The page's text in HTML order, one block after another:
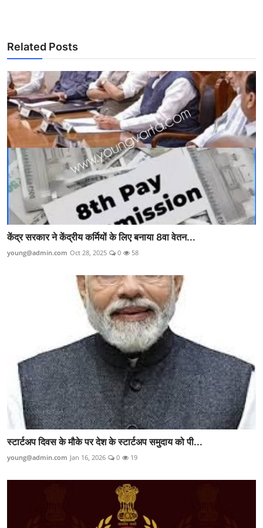
Related Posts
केंद्र सरकार ने केंद्रीय कर्मियों के लिए बनाया 8वा वेतन...
young@admin.com Oct 28, 2025 0 58
स्टार्टअप दिवस के मौके पर देश के स्टार्टअप समुदाय को पी...
young@admin.com Jan 16, 2026 0 19